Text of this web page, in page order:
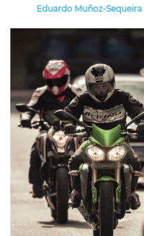
Eduardo Muñoz-Sequeira